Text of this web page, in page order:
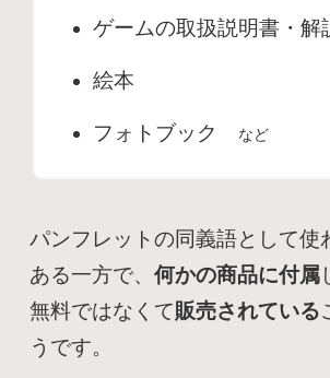
ゲームの取扱説明書・解
絵本
フォトブック など
パンフレットの同義語として使
ある一方で、何かの商品に付属
無料ではなくて販売されている
うです。